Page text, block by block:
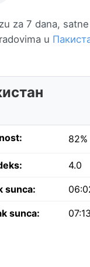
za 7 dana,
u
82%
4.0
sunca:
sunca: